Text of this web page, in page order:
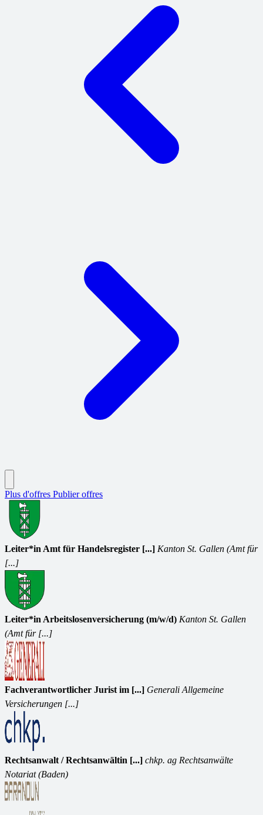
Plus d'offres Publier offres
Leiter*in Amt für Handelsregister [...] Kanton St. Gallen (Amt für
[...]
Leiter*in Arbeitslosenversicherung (m/w/d) Kanton St. Gallen
(Amt für [...]
Fachverantwortlicher Jurist im [...] Generali Allgemeine
Versicherungen [...]
Rechtsanwalt / Rechtsanwältin [...] chkp. ag Rechtsanwälte
Notariat (Baden)